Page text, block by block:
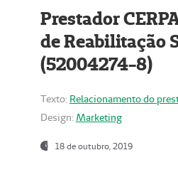
Prestador
de Reabilitação
(52004274-8)
Texto: Relacionamento do
Design: Marketing
18 de outubro, 2019